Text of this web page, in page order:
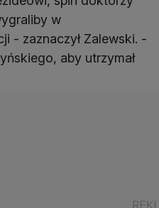
w
- zaznaczył Zalewski. -
aby utrzymał